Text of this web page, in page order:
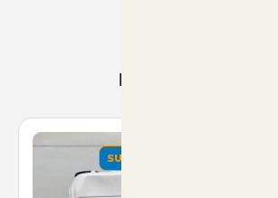
Prodotti Consigliati
SUMMER